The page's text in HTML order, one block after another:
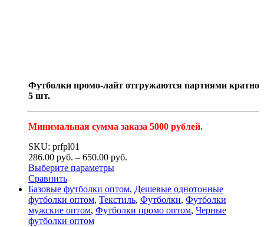
Футболки промо-лайт отгружаются партиями кратно
5 шт.
Минимальная сумма заказа 5000 рублей.
SKU: prfpl01
286.00 руб. – 650.00 руб.
Выберите параметры
Сравнить
Базовые футболки оптом, Дешевые однотонные
футболки оптом, Текстиль, Футболки, Футболки
мужские оптом, Футболки промо оптом, Черные
футболки оптом